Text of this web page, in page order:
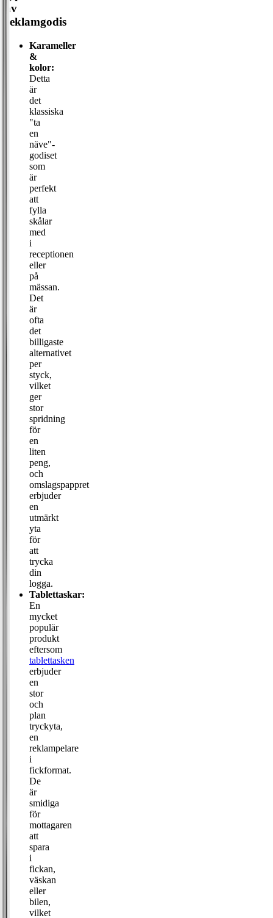
av
reklamgodis
Karameller
&
kolor:
Detta
är
det
klassiska
"ta
en
näve"-
godiset
som
är
perfekt
att
fylla
skålar
med
i
receptionen
eller
på
mässan.
Det
är
ofta
det
billigaste
alternativet
per
styck,
vilket
ger
stor
spridning
för
en
liten
peng,
och
omslagspappret
erbjuder
en
utmärkt
yta
för
att
trycka
din
logga.
Tablettaskar:
En
mycket
populär
produkt
eftersom
tablettasken
erbjuder
en
stor
och
plan
tryckyta,
en
reklampelare
i
fickformat.
De
är
smidiga
för
mottagaren
att
spara
i
fickan,
väskan
eller
bilen,
vilket